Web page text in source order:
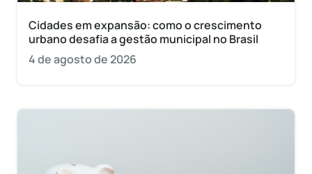
Cidades em expansão: como o crescimento
urbano desafia a gestão municipal no Brasil
4 de agosto de 2026